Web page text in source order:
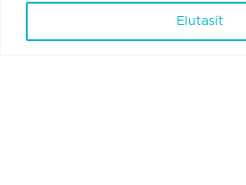
Elutasít